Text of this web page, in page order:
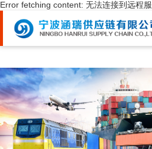
Error fetching content: 无法连接到远程